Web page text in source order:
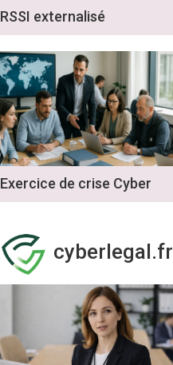
RSSI externalisé
Exercice de crise Cyber
cyberlegal.fr